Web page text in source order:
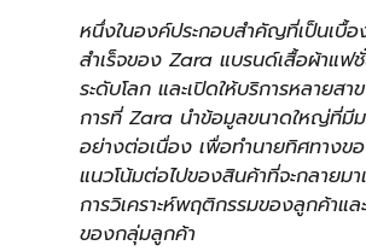
หนึ่งในองค์ประกอบสำคัญที่เป็นเบื้
สำเร็จของ Zara แบรนด์เสื้อผ้าแฟ
ระดับโลก และเปิดให้บริการหลายสา
การที่ Zara นำข้อมูลขนาดใหญ่ที่มีม
อย่างต่อเนื่อง เพื่อทำนายทิศทางข
แนวโน้มต่อไปของสินค้าที่จะกลายม
การวิเคราะห์พฤติกรรมของลูกค้าแ
ของกลุ่มลูกค้า